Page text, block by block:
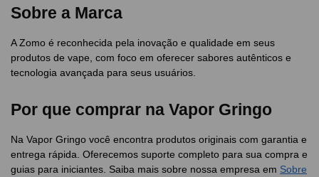
Sobre a Marca
A Zomo é reconhecida pela inovação e qualidade em seus
produtos de vape, com foco em oferecer sabores autênticos e
tecnologia avançada para seus usuários.
Por que comprar na Vapor Gringo
Na Vapor Gringo você encontra produtos originais com garantia e
entrega rápida. Oferecemos suporte completo para sua compra e
guias para iniciantes. Saiba mais sobre nossa empresa em Sobre